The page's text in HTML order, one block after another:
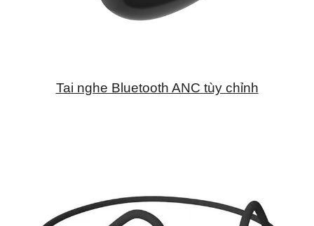
Tai nghe Bluetooth ANC tùy chỉnh